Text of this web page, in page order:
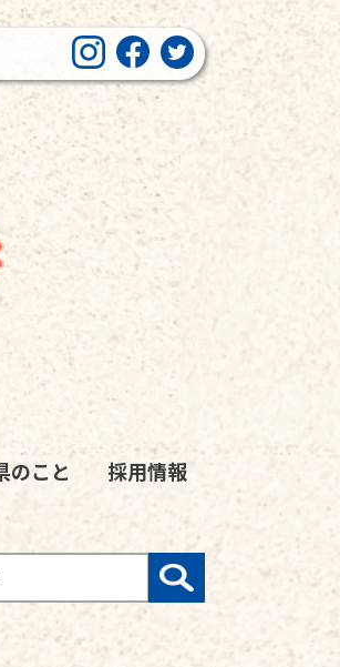
のこと 採用情報